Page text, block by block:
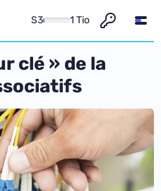
S3 1 Tio
clé » de la